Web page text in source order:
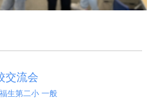
交流会
福生第二小 一般